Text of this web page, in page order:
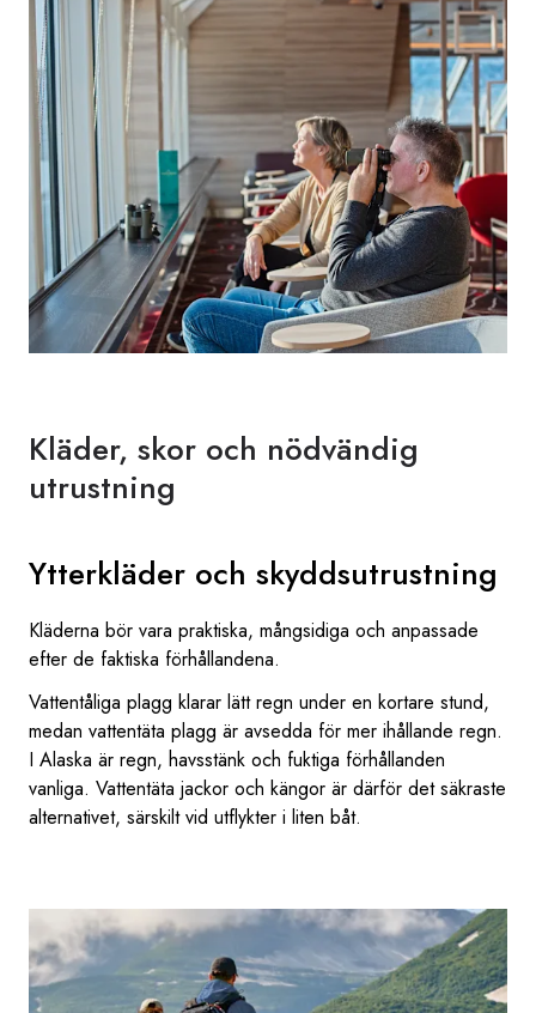
Kläder, skor och nödvändig
utrustning
Ytterkläder och skyddsutrustning
Kläderna bör vara praktiska, mångsidiga och anpassade
efter de faktiska förhållandena.
Vattentåliga plagg klarar lätt regn under en kortare stund,
medan vattentäta plagg är avsedda för mer ihållande regn.
I Alaska är regn, havsstänk och fuktiga förhållanden
vanliga. Vattentäta jackor och kängor är därför det säkraste
alternativet, särskilt vid utflykter i liten båt.